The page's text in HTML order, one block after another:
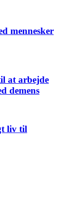
mennesker
at arbejde
demens
liv til